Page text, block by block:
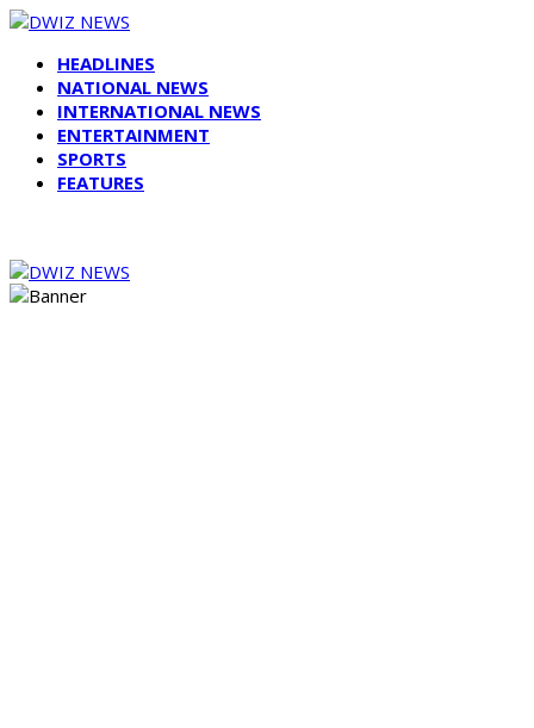
HEADLINES
NATIONAL NEWS
INTERNATIONAL NEWS
ENTERTAINMENT
SPORTS
FEATURES